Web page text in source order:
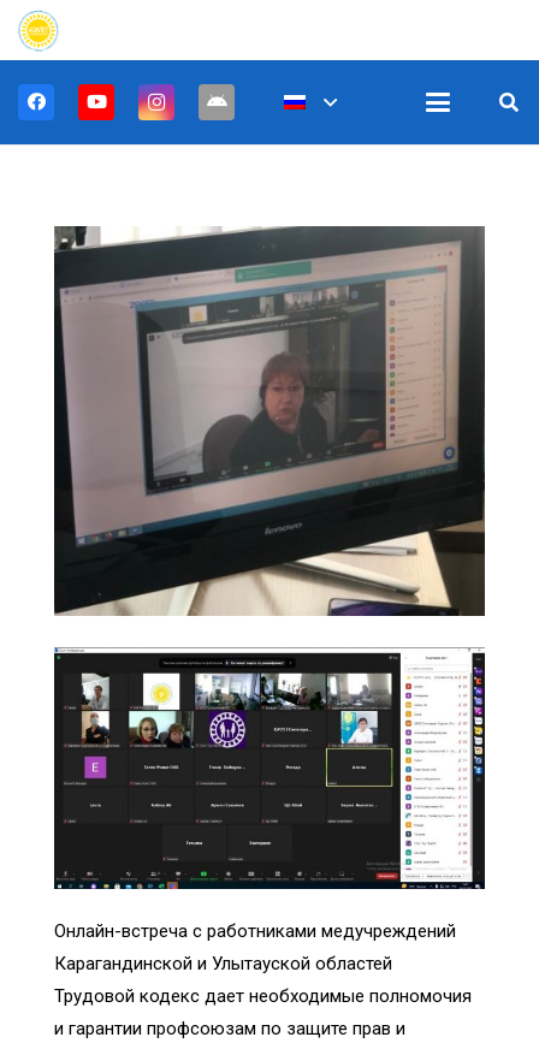
Онлайн-встреча с работниками медучреждений
Карагандинской и Улытауской областей
Трудовой кодекс дает необходимые полномочия
и гарантии профсоюзам по защите прав и